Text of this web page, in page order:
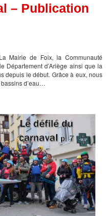
– Publication
Mairie de Foix, la Communauté
Département d’Ariège ainsi que la
depuis le début. Grâce à eux, nous
d’eau…